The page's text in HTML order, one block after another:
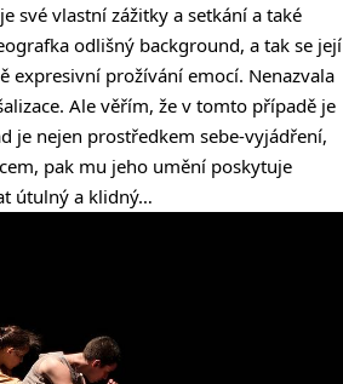
své vlastní zážitky a setkání a také
odlišný background, a tak se její
expresivní prožívání emocí. Nenazvala
Ale věřím, že v tomto případě je
je nejen prostředkem sebe-vyjádření,
pak mu jeho umění poskytuje
útulný a klidný…